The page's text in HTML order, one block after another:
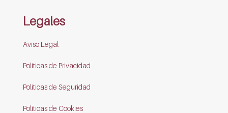
Legales
Aviso Legal
Políticas de Privacidad
Políticas de Seguridad
Políticas de Cookies